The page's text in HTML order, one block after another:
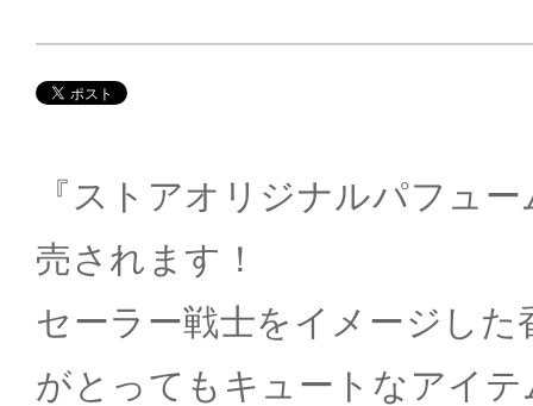
『ストアオリジナルパフュ
売されます！
セーラー戦士をイメージした
がとってもキュートなアイテ